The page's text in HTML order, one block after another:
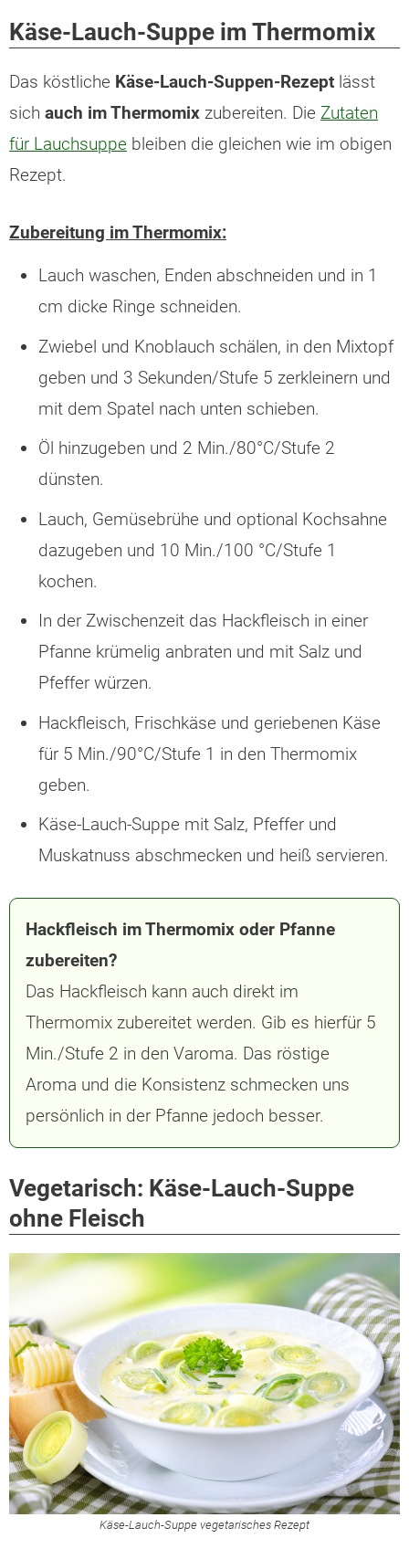
Käse-Lauch-Suppe im Thermomix
Das köstliche Käse-Lauch-Suppen-Rezept lässt
sich auch im Thermomix zubereiten. Die Zutaten
für Lauchsuppe bleiben die gleichen wie im obigen
Rezept.
Zubereitung im Thermomix:
Lauch waschen, Enden abschneiden und in 1
cm dicke Ringe schneiden.
Zwiebel und Knoblauch schälen, in den Mixtopf
geben und 3 Sekunden/Stufe 5 zerkleinern und
mit dem Spatel nach unten schieben.
Öl hinzugeben und 2 Min./80°C/Stufe 2
dünsten.
Lauch, Gemüsebrühe und optional Kochsahne
dazugeben und 10 Min./100 °C/Stufe 1
kochen.
In der Zwischenzeit das Hackfleisch in einer
Pfanne krümelig anbraten und mit Salz und
Pfeffer würzen.
Hackfleisch, Frischkäse und geriebenen Käse
für 5 Min./90°C/Stufe 1 in den Thermomix
geben.
Käse-Lauch-Suppe mit Salz, Pfeffer und
Muskatnuss abschmecken und heiß servieren.
Hackfleisch im Thermomix oder Pfanne
zubereiten?
Das Hackfleisch kann auch direkt im
Thermomix zubereitet werden. Gib es hierfür 5
Min./Stufe 2 in den Varoma. Das röstige
Aroma und die Konsistenz schmecken uns
persönlich in der Pfanne jedoch besser.
Vegetarisch: Käse-Lauch-Suppe
ohne Fleisch
Käse-Lauch-Suppe vegetarisches Rezept